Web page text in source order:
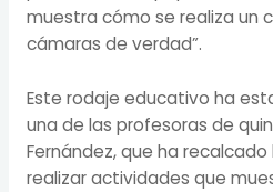
muestra cómo se realiza un
cámaras de verdad”.
Este rodaje educativo ha
una de las profesoras de
Fernández, que ha
realizar actividades que